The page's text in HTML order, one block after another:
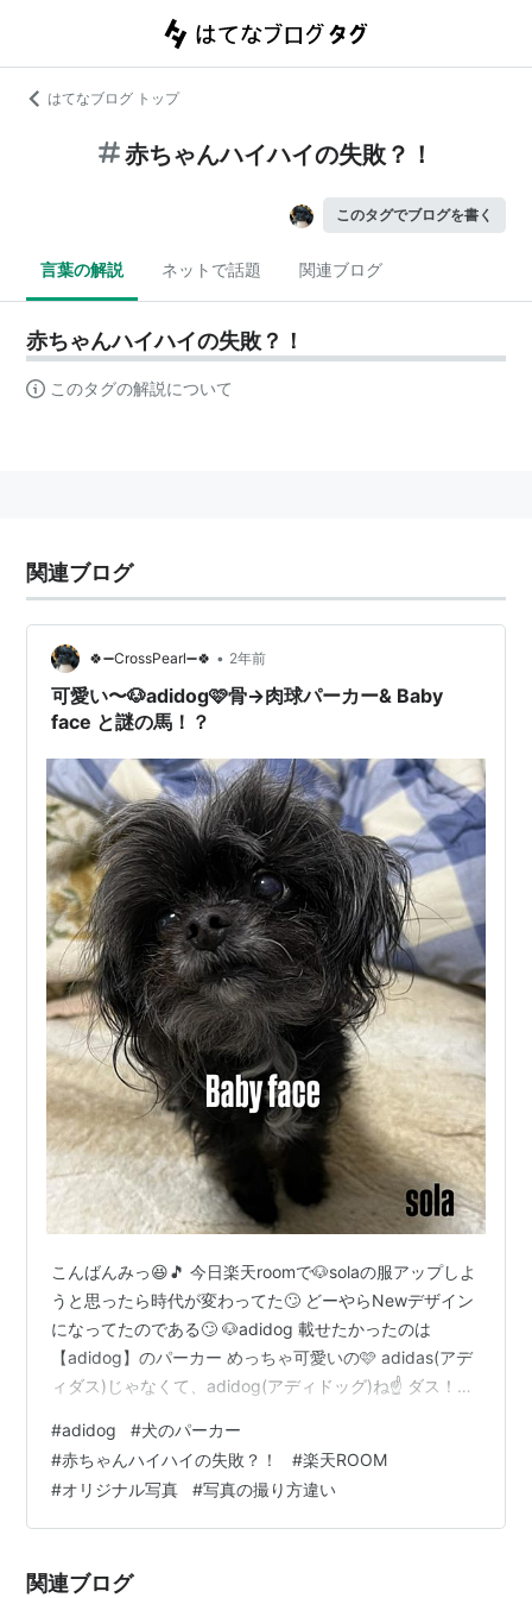
はてなブログ トップ
赤ちゃんハイハイの失敗？！
このタグでブログを書く
言葉の解説 ネットで話題 関連ブログ
赤ちゃんハイハイの失敗？！
このタグの解説について
関連ブログ
🍀➖CrossPearl➖🍀 • 2年前
可愛い〜🐶adidog🩷骨→肉球パーカー& Baby
face と謎の馬！？
こんばんみっ😆🎵 今日楽天roomで🐶solaの服アップしよ
うと思ったら時代が変わってた🙄 どーやらNewデザイン
になってたのである🙄 🐶adidog 載せたかったのは
【adidog】のパーカー めっちゃ可愛いの🩷 adidas(アデ
ィダス)じゃなくて、adidog(アディドッグ)ね☝️ ダス！じ
ど、パーカータイプが見つからなかった🙄 ⬇️つなぎは
roomにアップ済み⬇️ room.rakuten.co.jp 探してたらパー
カーは一応あるんだけど、デザインが骨🦴から肉球🐾に
なってた ⬇️⬇️⬇️ 【在庫一掃】NEWアディドッグ 裏起毛 ト
#adidog #犬のパーカー
#赤ちゃんハイハイの失敗？！ #楽天ROOM
#オリジナル写真 #写真の撮り方違い
関連ブログ